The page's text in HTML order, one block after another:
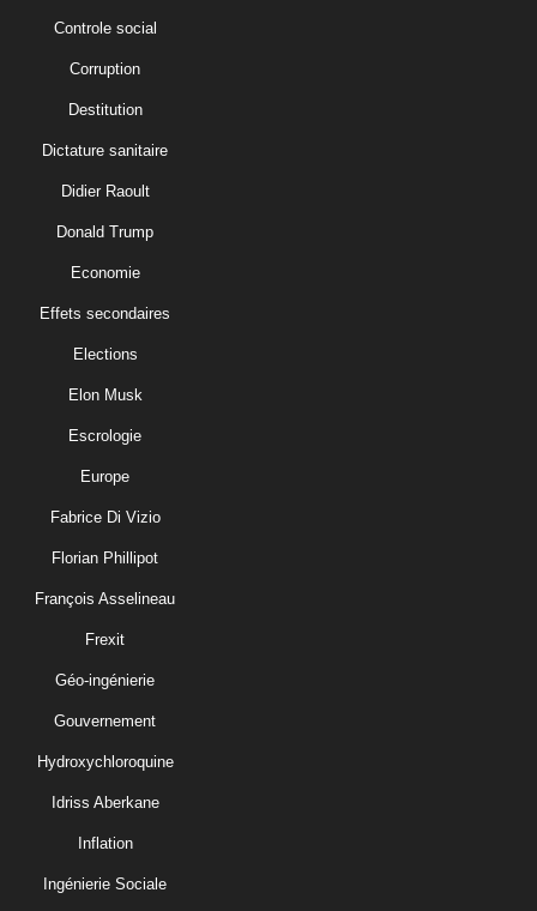
Controle social
Corruption
Destitution
Dictature sanitaire
Didier Raoult
Donald Trump
Economie
Effets secondaires
Elections
Elon Musk
Escrologie
Europe
Fabrice Di Vizio
Florian Phillipot
François Asselineau
Frexit
Géo-ingénierie
Gouvernement
Hydroxychloroquine
Idriss Aberkane
Inflation
Ingénierie Sociale